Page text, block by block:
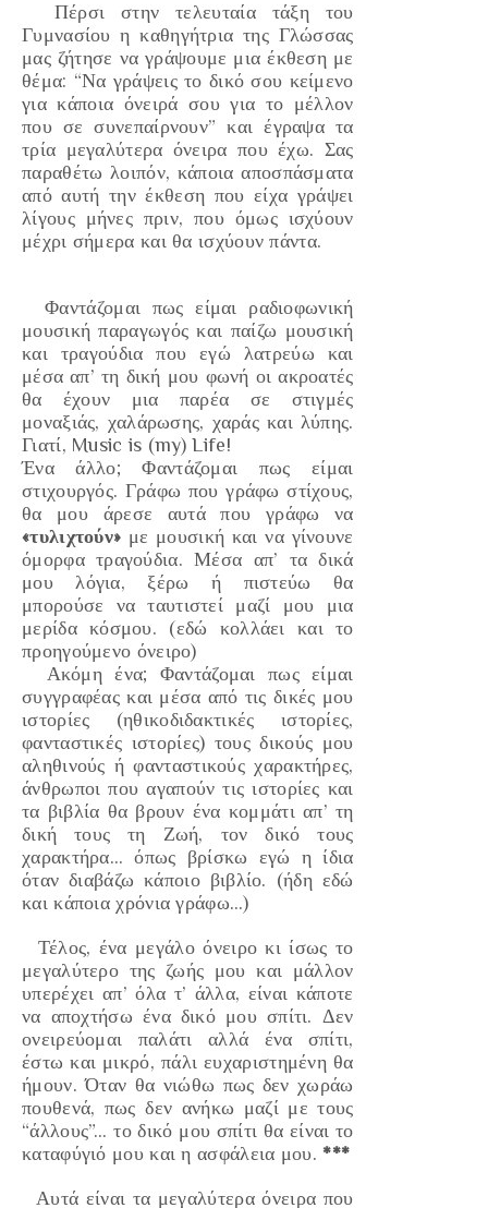
Πέρσι στην τελευταία τάξη του
Γυμνασίου η καθηγήτρια της Γλώσσας
μας ζήτησε να γράψουμε μια έκθεση με
θέμα: “Να γράψεις το δικό σου κείμενο
για κάποια όνειρά σου για το μέλλον
που σε συνεπαίρνουν”και έγραψα τα
τρία μεγαλύτερα όνειρα που έχω. Σας
παραθέτω λοιπόν, κάποια αποσπάσματα
από αυτή την έκθεση που είχα γράψει
λίγους μήνες πριν, που όμως ισχύουν
μέχρι σήμερα και θα ισχύουν πάντα.
Φαντάζομαι πως είμαι ραδιοφωνική
μουσική παραγωγός και παίζω μουσική
και τραγούδια που εγώ λατρεύω και
μέσα απ’ τη δική μου φωνή οι ακροατές
θα έχουν μια παρέα σε στιγμές
μοναξιάς, χαλάρωσης, χαράς και λύπης.
Γιατί, Music is (my) Life!
Ένα άλλο; Φαντάζομαι πως είμαι
στιχουργός. Γράφω που γράφω στίχους,
θα μου άρεσε αυτά που γράφω να
«τυλιχτούν» με μουσική και να γίνουνε
όμορφα τραγούδια. Μέσα απ’ τα δικά
μου λόγια, ξέρω ή πιστεύω θα
μπορούσε να ταυτιστεί μαζί μου μια
μερίδα κόσμου. (εδώ κολλάει και το
προηγούμενο όνειρο)
Ακόμη ένα; Φαντάζομαι πως είμαι
συγγραφέας και μέσα από τις δικές μου
ιστορίες (ηθικοδιδακτικές ιστορίες,
φανταστικές ιστορίες) τους δικούς μου
αληθινούς ή φανταστικούς χαρακτήρες,
άνθρωποι που αγαπούν τις ιστορίες και
τα βιβλία θα βρουν ένα κομμάτι απ’ τη
δική τους τη Ζωή, τον δικό τους
χαρακτήρα… όπως βρίσκω εγώ η ίδια
όταν διαβάζω κάποιο βιβλίο. (ήδη εδώ
και κάποια χρόνια γράφω…)
Τέλος, ένα μεγάλο όνειρο κι ίσως το
μεγαλύτερο της ζωής μου και μάλλον
υπερέχει απ’ όλα τ’ άλλα, είναι κάποτε
να αποχτήσω ένα δικό μου σπίτι. Δεν
ονειρεύομαι παλάτι αλλά ένα σπίτι,
έστω και μικρό, πάλι ευχαριστημένη θα
ήμουν. Όταν θα νιώθω πως δεν χωράω
πουθενά, πως δεν ανήκω μαζί με τους
“άλλους”… το δικό μου σπίτι θα είναι το
καταφύγιό μου και η ασφάλεια μου. ***
Αυτά είναι τα μεγαλύτερα όνειρα που